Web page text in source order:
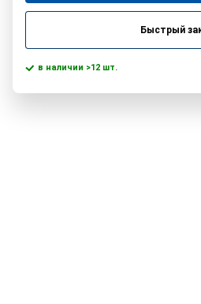
Быстрый
в наличии >12 шт.